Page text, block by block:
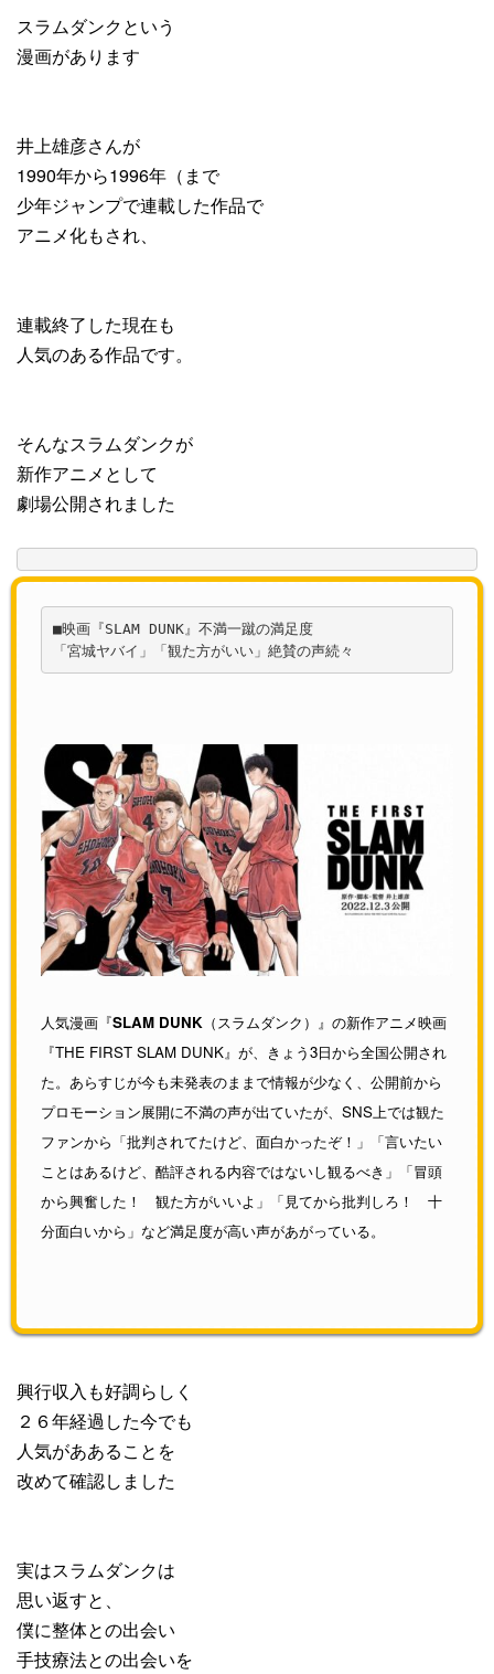
スラムダンクという
漫画があります
井上雄彦さんが
1990年から1996年（まで
少年ジャンプで連載した作品で
アニメ化もされ、
連載終了した現在も
人気のある作品です。
そんなスラムダンクが
新作アニメとして
劇場公開されました
■映画『SLAM DUNK』不満一蹴の満足度
「宮城ヤバイ」「観た方がいい」絶賛の声続々
人気漫画『SLAM DUNK （スラムダンク）』の新作アニメ映画
『THE FIRST SLAM DUNK』が、きょう3日から全国公開され
た。あらすじが今も未発表のままで情報が少なく、公開前から
プロモーション展開に不満の声が出ていたが、SNS上では観た
ファンから「批判されてたけど、面白かったぞ！」「言いたい
ことはあるけど、酷評される内容ではないし観るべき」「冒頭
から興奮した！ 観た方がいいよ」「見てから批判しろ！ 十
分面白いから」など満足度が高い声があがっている。
興行収入も好調らしく
２６年経過した今でも
人気がああることを
改めて確認しました
実はスラムダンクは
思い返すと、
僕に整体との出会い
手技療法との出会いを